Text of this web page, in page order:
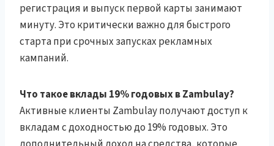
регистрация и выпуск первой карты занимают
минуту. Это критически важно для быстрого
старта при срочных запусках рекламных
кампаний.
Что такое вклады 19% годовых в Zambulay?
Активные клиенты Zambulay получают доступ к
вкладам с доходностью до 19% годовых. Это